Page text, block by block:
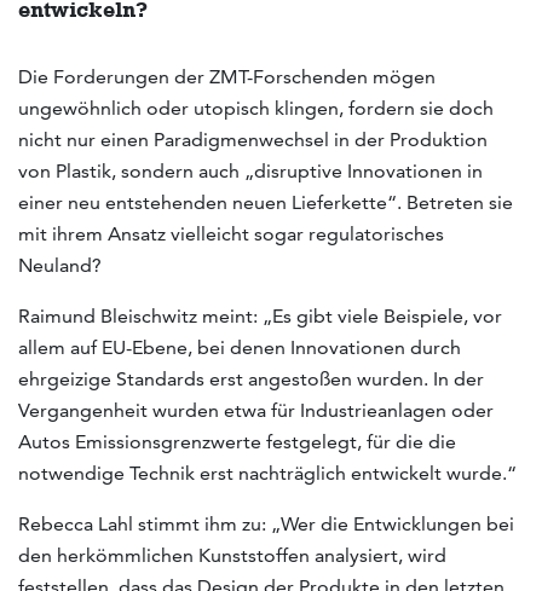
entwickeln?
Die Forderungen der ZMT-Forschenden mögen
ungewöhnlich oder utopisch klingen, fordern sie doch
nicht nur einen Paradigmenwechsel in der Produktion
von Plastik, sondern auch „disruptive Innovationen in
einer neu entstehenden neuen Lieferkette“. Betreten sie
mit ihrem Ansatz vielleicht sogar regulatorisches
Neuland?
Raimund Bleischwitz meint: „Es gibt viele Beispiele, vor
allem auf EU-Ebene, bei denen Innovationen durch
ehrgeizige Standards erst angestoßen wurden. In der
Vergangenheit wurden etwa für Industrieanlagen oder
Autos Emissionsgrenzwerte festgelegt, für die die
notwendige Technik erst nachträglich entwickelt wurde.“
Rebecca Lahl stimmt ihm zu: „Wer die Entwicklungen bei
den herkömmlichen Kunststoffen analysiert, wird